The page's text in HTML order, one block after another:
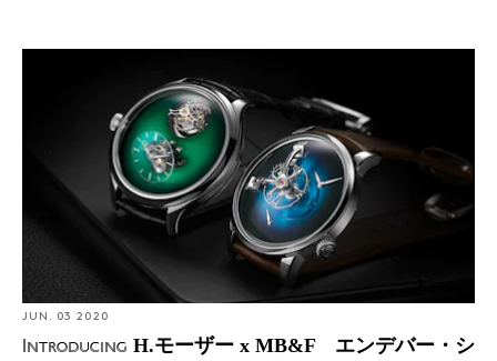
リカル トゥールビヨンとMB&F x H.モーザー LM101
JUN. 03 2020
Introducing H.モーザー x MB&F エンデバー・シ